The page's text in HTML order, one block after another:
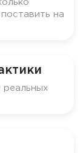
на
реальных